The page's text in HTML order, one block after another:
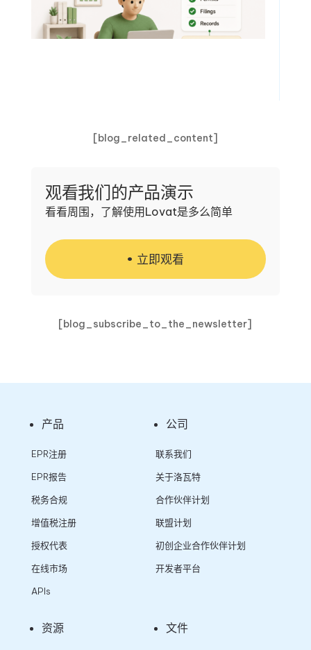
[blog_related_content]
观看我们的产品演示
看看周围，了解使用Lovat是多么简单
立即观看
[blog_subscribe_to_the_newsletter]
产品
EPR注册
EPR报告
税务合规
增值税注册
授权代表
在线市场
APIs
公司
联系我们
关于洛瓦特
合作伙伴计划
联盟计划
初创企业合作伙伴计划
开发者平台
资源 文件